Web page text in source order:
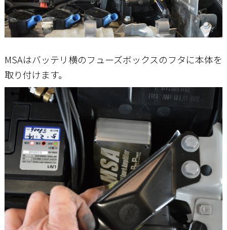
MSAはバッテリ横のフューズボックスのフタに本体を
取り付けます。